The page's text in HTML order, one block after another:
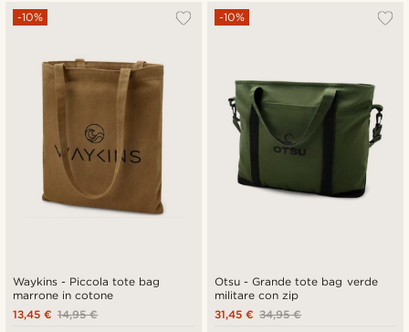
Più popolari
Più costosi
Waykins - Piccola tote bag
marrone in cotone
-10%
14,95 €
13,45 €
Otsu - Grande tote bag verde
militare con zip
-10%
34,95 €
31,45 €